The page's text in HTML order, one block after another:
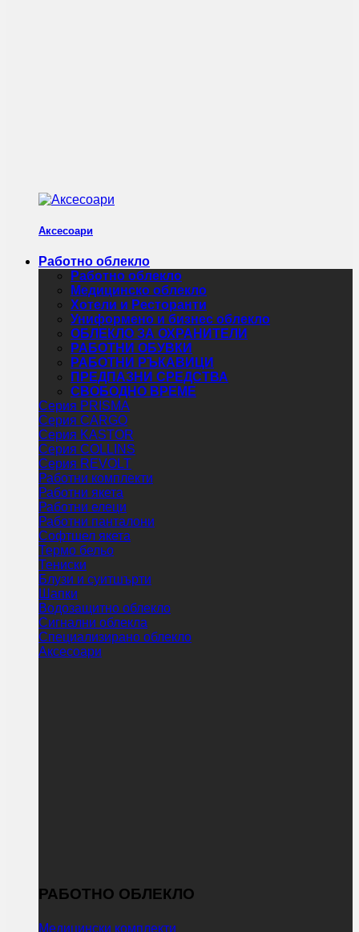
Аксесоари
Работно облекло
Работно облекло
Медицинско облекло
Хотели и Ресторанти
Униформено и бизнес облекло
ОБЛЕКЛО ЗА ОХРАНИТЕЛИ
РАБОТНИ ОБУВКИ
РАБОТНИ РЪКАВИЦИ
ПРЕДПАЗНИ СРЕДСТВА
СВОБОДНО ВРЕМЕ
Серия PRISMA
Серия CARGO
Серия KASTOR
Серия COLLINS
Серия REVOLT
Работни комплекти
Работни якета
Работни елеци
Работни панталони
Софтшел якета
Термо бельо
Тениски
Блузи и суитшърти
Шапки
Водозащитно облекло
Сигнални облекла
Специализирано облекло
Аксесоари
РАБОТНО ОБЛЕКЛО
Медицински комплекти